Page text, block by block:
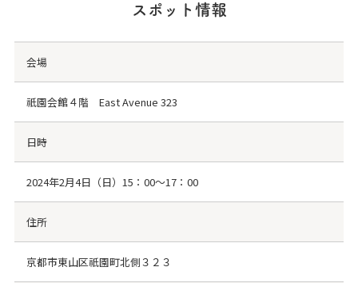
スポット情報
会場
祇園会館４階 East Avenue 323
日時
2024年2月4日（日）15：00～17：00
住所
京都市東山区祇園町北側３２３